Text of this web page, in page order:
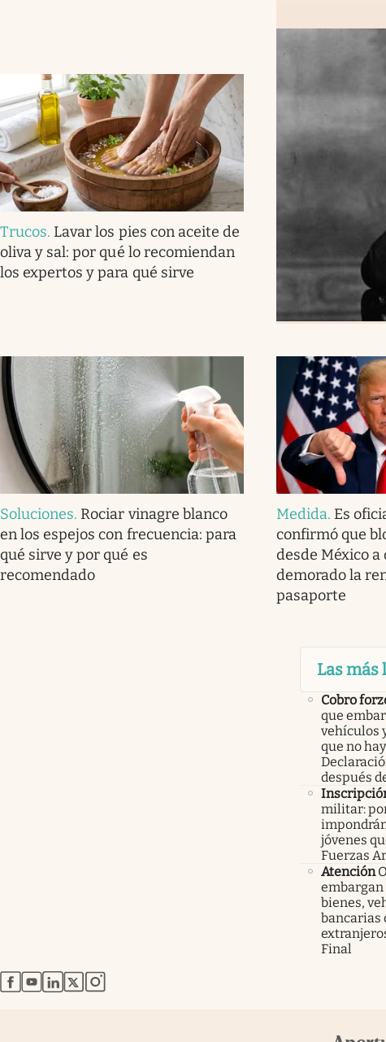
Trucos. Lavar los pies con aceite de
oliva y sal: por qué lo recomiendan
los expertos y para qué sirve
Soluciones. Rociar vinagre blanco
en los espejos con frecuencia: para
qué sirve y por qué es
recomendado
Medida. Es
confirmó que
desde México
demorado la
pasaporte
Las más
Cobro
que
vehículos
que no
después
militar:
jóvenes
Fuerzas
Atención
bienes,
bancarias
Final
abre en nueva pestaña
abre en nueva pestaña
abre en nueva pestaña
abre en nueva pestaña
abre en nueva pestaña